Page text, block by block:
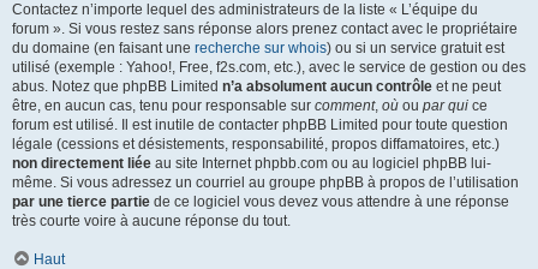
Contactez n’importe lequel des administrateurs de la liste « L’équipe du
forum ». Si vous restez sans réponse alors prenez contact avec le propriétaire
du domaine (en faisant une recherche sur whois) ou si un service gratuit est
utilisé (exemple : Yahoo!, Free, f2s.com, etc.), avec le service de gestion ou des
abus. Notez que phpBB Limited n’a absolument aucun contrôle et ne peut
être, en aucun cas, tenu pour responsable sur comment, où ou par qui ce
forum est utilisé. Il est inutile de contacter phpBB Limited pour toute question
légale (cessions et désistements, responsabilité, propos diffamatoires, etc.)
non directement liée au site Internet phpbb.com ou au logiciel phpBB lui-
même. Si vous adressez un courriel au groupe phpBB à propos de l’utilisation
par une tierce partie de ce logiciel vous devez vous attendre à une réponse
très courte voire à aucune réponse du tout.
Haut